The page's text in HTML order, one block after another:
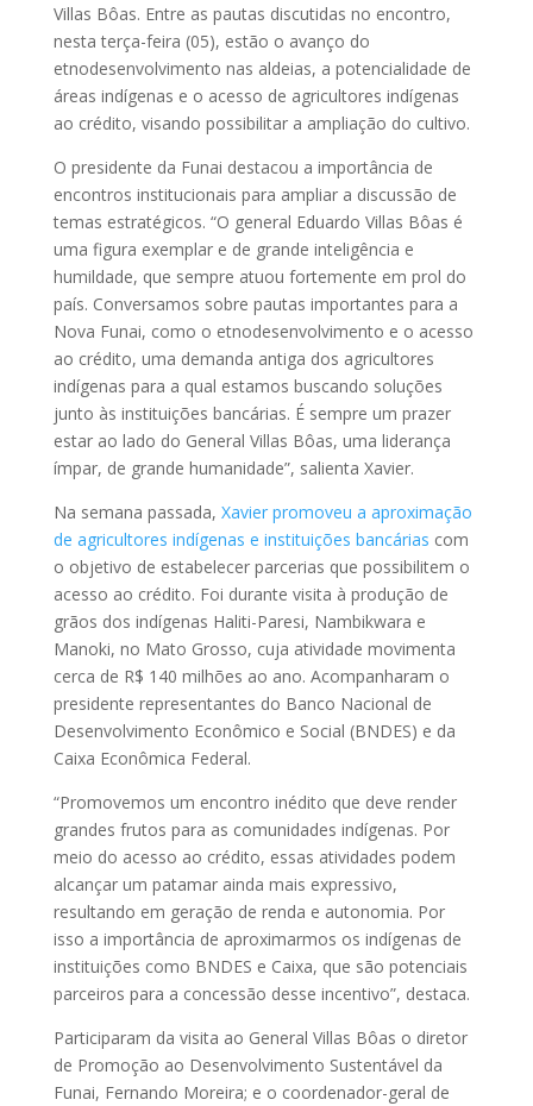
Villas Bôas. Entre as pautas discutidas no encontro,
nesta terça-feira (05), estão o avanço do
etnodesenvolvimento nas aldeias, a potencialidade de
áreas indígenas e o acesso de agricultores indígenas
ao crédito, visando possibilitar a ampliação do cultivo.
O presidente da Funai destacou a importância de
encontros institucionais para ampliar a discussão de
temas estratégicos. “O general Eduardo Villas Bôas é
uma figura exemplar e de grande inteligência e
humildade, que sempre atuou fortemente em prol do
país. Conversamos sobre pautas importantes para a
Nova Funai, como o etnodesenvolvimento e o acesso
ao crédito, uma demanda antiga dos agricultores
indígenas para a qual estamos buscando soluções
junto às instituições bancárias. É sempre um prazer
estar ao lado do General Villas Bôas, uma liderança
ímpar, de grande humanidade”, salienta Xavier.
Na semana passada, Xavier promoveu a aproximação
de agricultores indígenas e instituições bancárias com
o objetivo de estabelecer parcerias que possibilitem o
acesso ao crédito. Foi durante visita à produção de
grãos dos indígenas Haliti-Paresi, Nambikwara e
Manoki, no Mato Grosso, cuja atividade movimenta
cerca de R$ 140 milhões ao ano. Acompanharam o
presidente representantes do Banco Nacional de
Desenvolvimento Econômico e Social (BNDES) e da
Caixa Econômica Federal.
“Promovemos um encontro inédito que deve render
grandes frutos para as comunidades indígenas. Por
meio do acesso ao crédito, essas atividades podem
alcançar um patamar ainda mais expressivo,
resultando em geração de renda e autonomia. Por
isso a importância de aproximarmos os indígenas de
instituições como BNDES e Caixa, que são potenciais
parceiros para a concessão desse incentivo”, destaca.
Participaram da visita ao General Villas Bôas o diretor
de Promoção ao Desenvolvimento Sustentável da
Funai, Fernando Moreira; e o coordenador-geral de